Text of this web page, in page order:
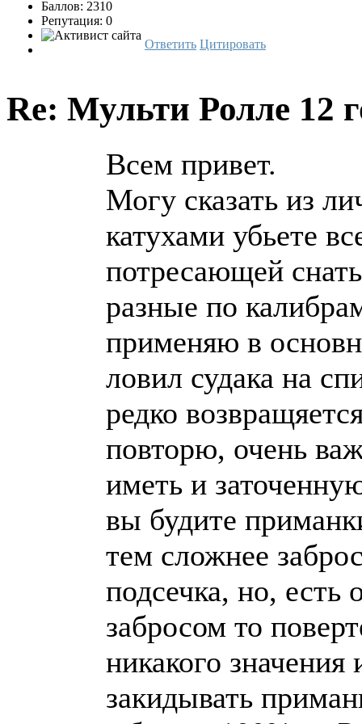
Баллов: 2310
Репутация: 0
Ответить Цитировать
Re: Мульти Ролле 12
Всем привет.
Могу сказать из
катухами убьете
потресающей
разные по
применяю в
ловил судака на
редко
повторю, очень
иметь и
вы будите
тем сложнее
подсечка, но, есть
забросом то
никакого
закидывать